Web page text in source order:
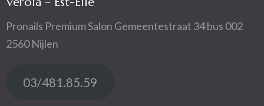
Pronails Premium Salon Gemeentestraat 34 bus 002
2560 Nijlen
03/481.85.59